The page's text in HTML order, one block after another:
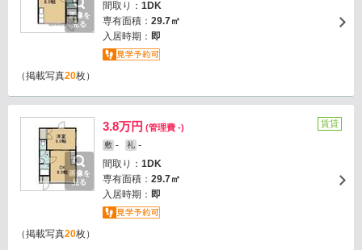
画像を
見る
間取り： 1DK
専有面積： 29.7㎡
入居時期： 即
（掲載写真20枚）
画像を
見る
3.8万円 (管理費 -)
敷 - 礼 -
間取り： 1DK
専有面積： 29.7㎡
入居時期： 即
賃貸
（掲載写真20枚）